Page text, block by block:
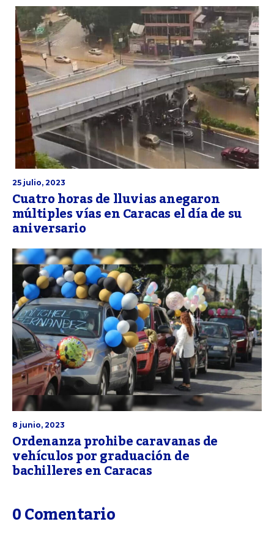
25 julio, 2023
Cuatro horas de lluvias anegaron
múltiples vías en Caracas el día de su
aniversario
8 junio, 2023
Ordenanza prohibe caravanas de
vehículos por graduación de
bachilleres en Caracas
0 Comentario